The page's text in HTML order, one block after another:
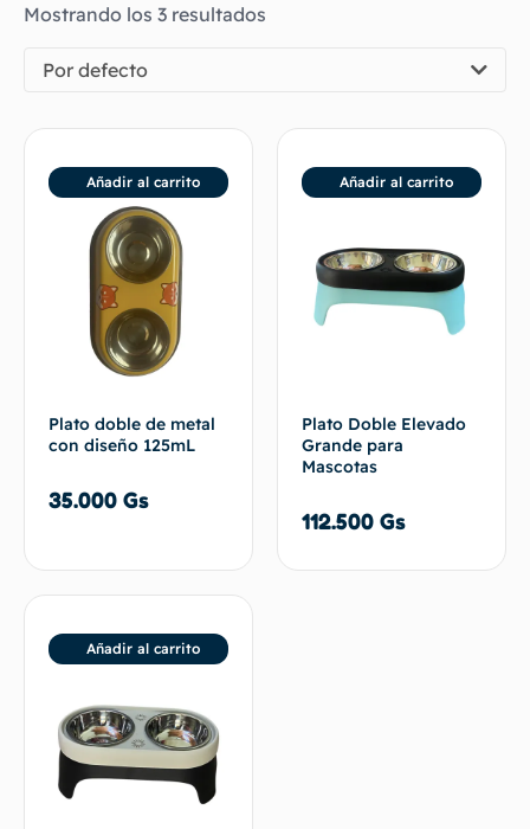
Mostrando los 3 resultados
Por defecto
Plato doble de metal
con diseño 125mL
35.000 Gs
Añadir al carrito
Plato Doble Elevado
Grande para
Mascotas
112.500 Gs
Añadir al carrito
Añadir al carrito